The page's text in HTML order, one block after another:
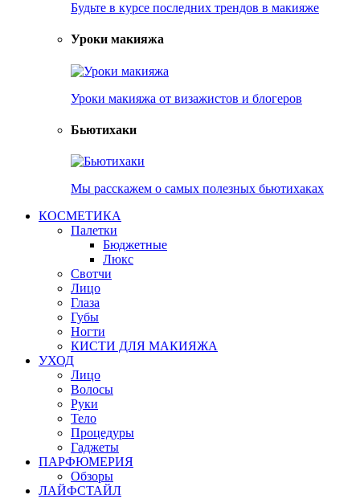
Будьте в курсе последних трендов в макияже
Уроки макияжа
Уроки макияжа от визажистов и блогеров
Бьютихаки
Мы расскажем о самых полезных бьютихаках
КОСМЕТИКА
Палетки
Бюджетные
Люкс
Свотчи
Лицо
Глаза
Губы
Ногти
КИСТИ ДЛЯ МАКИЯЖА
УХОД
Лицо
Волосы
Руки
Тело
Процедуры
Гаджеты
ПАРФЮМЕРИЯ
Обзоры
ЛАЙФСТАЙЛ